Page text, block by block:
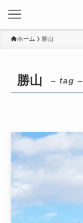
ホーム 勝山
勝山 – tag –